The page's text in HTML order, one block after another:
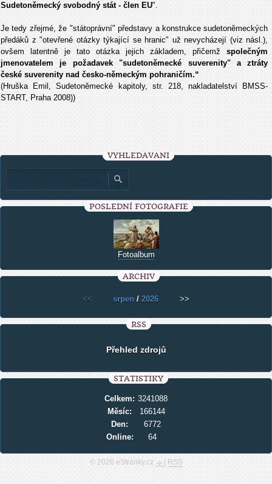
Sudetoněmecký svobodný stát - člen EU".
Je tedy zřejmé, že "státoprávní" představy a konstrukce sudetoněmeckých
předáků z "otevřené otázky týkající se hranic" už nevycházejí (viz násl.),
ovšem latentně je tato otázka jejich základem, přičemžspolečným
jmenovatelem je požadavek "sudetoněmecké suverenity" a ztráty
české suverenity nad česko-německým pohraničím.“
(Hruška Emil, Sudetoněmecké kapitoly, str. 218, nakladatelství BMSS-
START, Praha 2008))
VYHLEDÁVÁNÍ
POSLEDNÍ FOTOGRAFIE
Fotoalbum
ARCHIV
<< srpen / 2026 >>
RSS
Přehled zdrojů
STATISTIKY
Online: 64
Celkem: 3241088
Měsíc:
166144
Den:
6772
© 2026 eStránky.cz RSS